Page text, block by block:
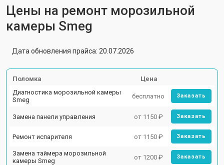
Цены на ремонт морозильной
камеры Smeg
Дата обновления прайса: 20.07.2026
Поломка
Цена
Диагностика морозильной камеры
Smeg
бесплатно Заказать
Замена панели управления от 1150 ₽ Заказать
Ремонт испарителя от 1150 ₽ Заказать
Замена таймера морозильной
камеры Smeg
от 1200 ₽ Заказать